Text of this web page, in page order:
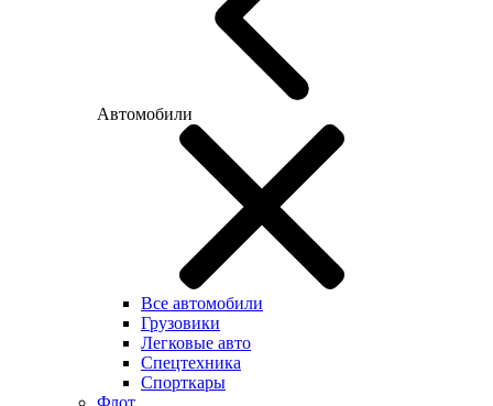
Автомобили
Все автомобили
Грузовики
Легковые авто
Спецтехника
Спорткары
Флот